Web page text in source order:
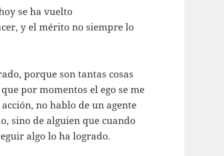
se ha vuelto
y el mérito no siempre lo
porque son tantas cosas
por momentos el ego se me
no hablo de un agente
sino de alguien que cuando
algo lo ha logrado.